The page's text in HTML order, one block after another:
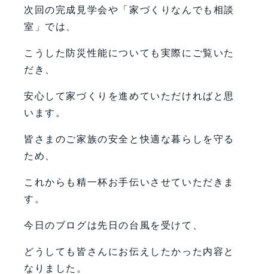
次回の完成見学会や「家づくりなんでも相談
室」では、
こうした防災性能についても実際にご覧いた
だき、
安心して家づくりを進めていただければと思
います。
皆さまのご家族の安全と快適な暮らしを守る
ため、
これからも精一杯お手伝いさせていただきま
す。
今日のブログは先日の台風を受けて、
どうしても皆さんにお伝えしたかった内容と
なりました。